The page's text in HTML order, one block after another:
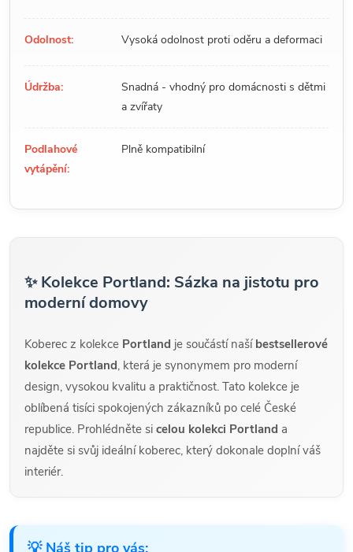
Odolnost: Vysoká odolnost proti oděru a deformaci
Údržba:
Snadná - vhodný pro domácnosti s dětmi
a zvířaty
Podlahové
vytápění:
Plně kompatibilní
✨ Kolekce Portland: Sázka na jistotu pro
moderní domovy
Koberec z kolekce Portland je součástí naší bestsellerové
kolekce Portland, která je synonymem pro moderní
design, vysokou kvalitu a praktičnost. Tato kolekce je
oblíbená tisíci spokojených zákazníků po celé České
republice. Prohlédněte si celou kolekci Portland a
najděte si svůj ideální koberec, který dokonale doplní váš
interiér.
💡 Náš tip pro vás: